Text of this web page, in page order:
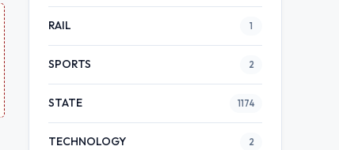
RAIL 1
SPORTS 2
STATE 1174
TECHNOLOGY 2